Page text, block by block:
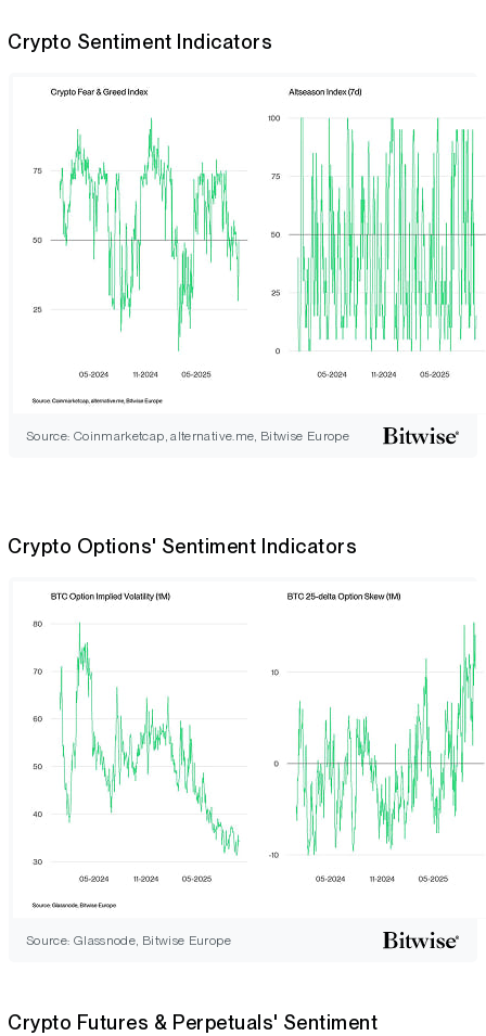
Crypto Sentiment Indicators
Source: Coinmarketcap, alternative.me, Bitwise Europe
Crypto Options' Sentiment Indicators
Source: Glassnode, Bitwise Europe
Crypto Futures & Perpetuals' Sentiment